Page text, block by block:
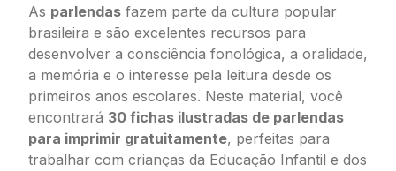
As parlendas fazem parte da cultura popular
brasileira e são excelentes recursos para
desenvolver a consciência fonológica, a oralidade,
a memória e o interesse pela leitura desde os
primeiros anos escolares. Neste material, você
encontrará 30 fichas ilustradas de parlendas
para imprimir gratuitamente, perfeitas para
trabalhar com crianças da Educação Infantil e dos